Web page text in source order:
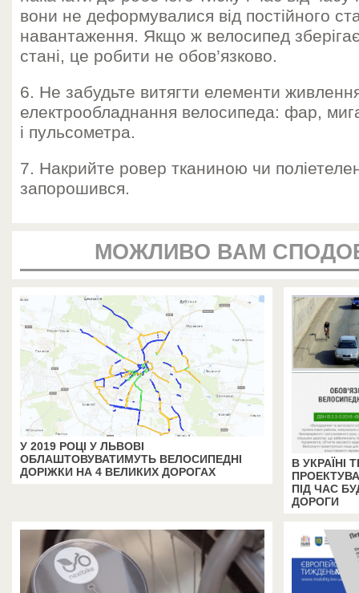
вони не деформувалися від постійного
навантаження. Якщо ж велосипед
стані, це робити не обов’язково.
6. Не забудьте витягти елементи
електрообладнання велосипеда: фар,
і пульсометра.
7. Накрийте ровер тканиною чи
запорошився.
МОЖЛИВО ВАМ
У 2019 РОЦІ У ЛЬВОВІ
ОБЛАШТОВУВАТИМУТЬ ВЕЛОСИПЕДНІ
ДОРІЖКИ НА 4 ВЕЛИКИХ ДОРОГАХ
В УКРАЇНІ
ПІД ЧАС
ДОРОГИ